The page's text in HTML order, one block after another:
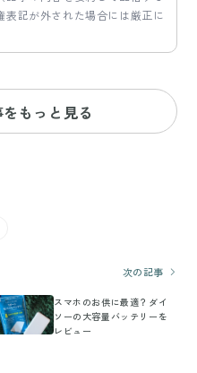
記が外された場合には厳正に
もっと見る
次の記事
スマホのお供に最適？ダイ
ソーの大容量バッテリーを
レビュー